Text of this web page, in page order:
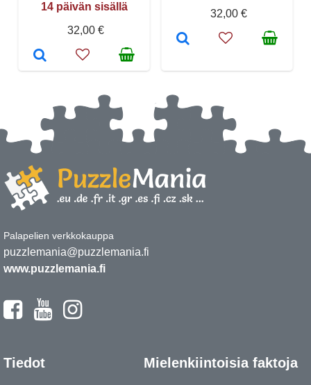
14 päivän sisällä
32,00 €
32,00 €
Palapelien verkkokauppa
puzzlemania@puzzlemania.fi
www.puzzlemania.fi
Tiedot Mielenkiintoisia faktoja